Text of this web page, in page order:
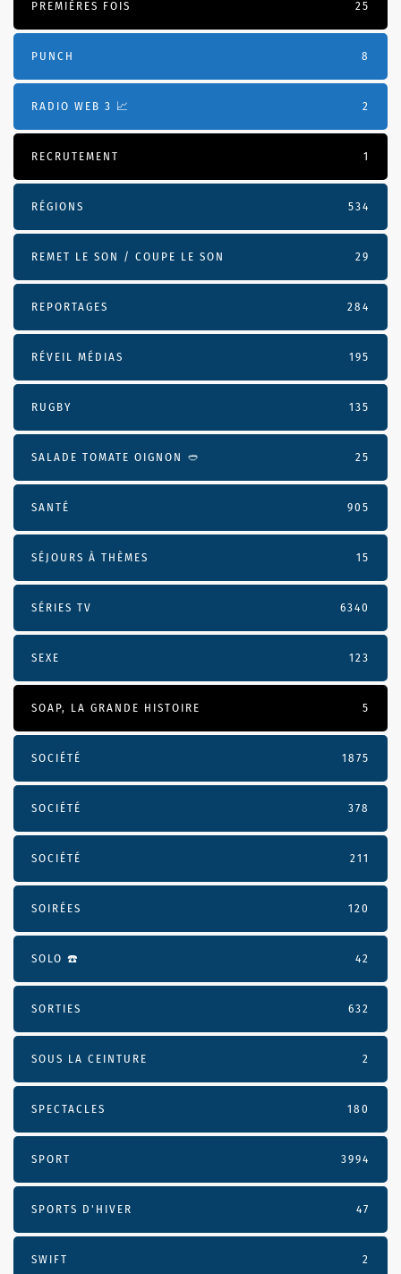
PREMIÈRES FOIS 25
PUNCH 8
RADIO WEB 3 📈 2
RECRUTEMENT 1
RÉGIONS 534
REMET LE SON / COUPE LE SON 29
REPORTAGES 284
RÉVEIL MÉDIAS 195
RUGBY 135
SALADE TOMATE OIGNON 🥙 25
SANTÉ 905
SÉJOURS À THÈMES 15
SÉRIES TV 6340
SEXE 123
SOAP, LA GRANDE HISTOIRE 5
SOCIÉTÉ 1875
SOCIÉTÉ 378
SOCIÉTÉ 211
SOIRÉES 120
SOLO ☎️ 42
SORTIES 632
SOUS LA CEINTURE 2
SPECTACLES 180
SPORT 3994
SPORTS D'HIVER 47
SWIFT 2